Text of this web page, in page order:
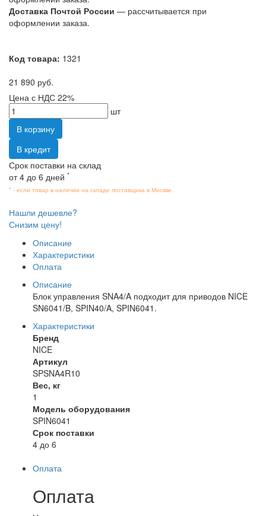
Доставка Почтой России — рассчитывается при
оформлении заказа.
Код товара: 1321
21 890 руб.
Цена с НДС 22%
шт
В корзину
В кредит
Срок поставки на склад
от 4 до 6 дней *
* - если товар в наличии на складе поставщика в Москве.
Нашли дешевле?
Снизим цену!
Описание
Характеристики
Оплата
Описание
Блок управления SNA4/A подходит для приводов NICE
SN6041/B, SPIN40/A, SPIN6041.
Характеристики
Бренд
NICE
Артикул
SPSNA4R10
Вес, кг
1
Модель оборудования
SPIN6041
Срок поставки
4 до 6
Оплата
Оплата